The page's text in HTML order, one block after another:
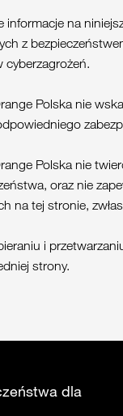
informacje na
z
cyberzagrożeń.
Polska nie
Polska nie
oraz nie
na tej stronie,
i
strony.
dla